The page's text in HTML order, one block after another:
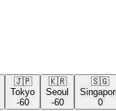
🇯🇵
Tokyo
-60
🇰🇷
Seoul
-60
🇸🇬
0